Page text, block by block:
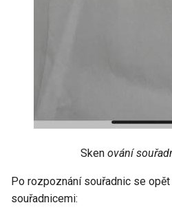
Sken ování
Po rozpoznání souřadnic se
souřadnicemi: